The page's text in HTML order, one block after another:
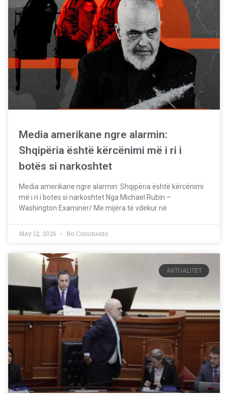
Media amerikane ngre alarmin:
Shqipëria është kërcënimi më i ri i
botës si narkoshtet
Media amerikane ngre alarmin: Shqipëria është kërcënimi
më i ri i botës si narkoshtet Nga Michael Rubin –
Washington Examiner/ Me mijëra të vdekur në
May 12, 2026 No Comments
AKTUALITET